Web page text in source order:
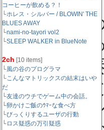
コーヒーが飲める？！
└ホレス・シルバー / BLOWIN' THE
BLUES AWAY
└nami-no-tayori vol2
└SLEEP WALKER in BlueNote
2ch [10 items]
└風の谷のプログラマ
└こんなマトリックスの結末はいや
だ
└友達のウチでゲーム中の会話。
└卵かけご飯のｳﾏｰな食べ方
└びっくりするユーザの行動
└ロス疑惑の万引疑惑
国歌は習
ょっと戻
技会で合
当するこ
ウン、パ